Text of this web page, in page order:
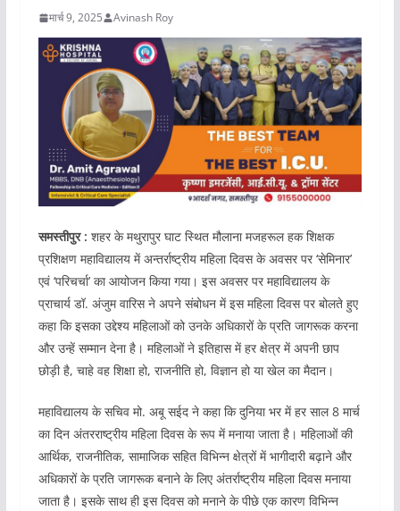
मार्च 9, 2025 Avinash Roy
समस्तीपुर : शहर के मथुरापुर घाट स्थित मौलाना मजहरूल हक शिक्षक
प्रशिक्षण महाविद्यालय में अन्तर्राष्ट्रीय महिला दिवस के अवसर पर ‘सेमिनार’
एवं ‘परिचर्चा’ का आयोजन किया गया। इस अवसर पर महाविद्यालय के
प्राचार्य डॉ. अंजुम वारिस ने अपने संबोधन में इस महिला दिवस पर बोलते हुए
कहा कि इसका उद्देश्य महिलाओं को उनके अधिकारों के प्रति जागरूक करना
और उन्हें सम्मान देना है। महिलाओं ने इतिहास में हर क्षेत्र में अपनी छाप
छोड़ी है, चाहे वह शिक्षा हो, राजनीति हो, विज्ञान हो या खेल का मैदान।
महाविद्यालय के सचिव मो. अबू सईद ने कहा कि दुनिया भर में हर साल 8 मार्च
का दिन अंतरराष्ट्रीय महिला दिवस के रूप में मनाया जाता है। महिलाओं की
आर्थिक, राजनीतिक, सामाजिक सहित विभिन्न क्षेत्रों में भागीदारी बढ़ाने और
अधिकारों के प्रति जागरूक बनाने के लिए अंतर्राष्ट्रीय महिला दिवस मनाया
जाता है। इसके साथ ही इस दिवस को मनाने के पीछे एक कारण विभिन्न